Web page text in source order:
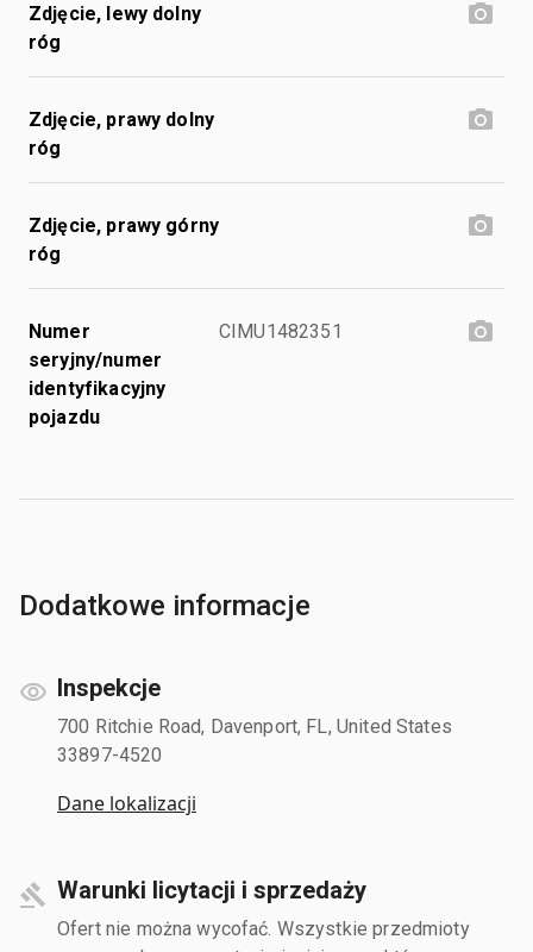
Zdjęcie, lewy dolny
róg
Zdjęcie, prawy dolny
róg
Zdjęcie, prawy górny
róg
Numer
seryjny/numer
identyfikacyjny
pojazdu
CIMU1482351
Dodatkowe informacje
Inspekcje
700 Ritchie Road, Davenport, FL, United States
33897-4520
Dane lokalizacji
Warunki licytacji i sprzedaży
Ofert nie można wycofać. Wszystkie przedmioty